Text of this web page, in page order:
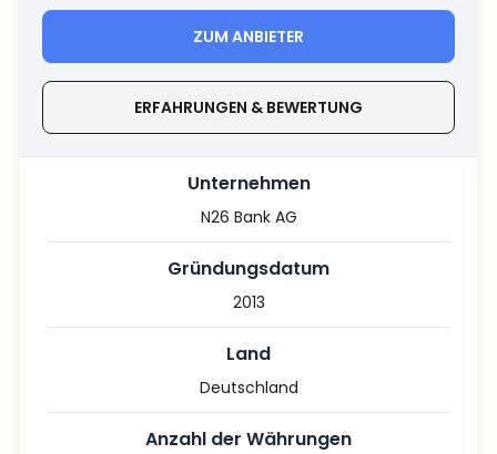
ZUM ANBIETER
ERFAHRUNGEN & BEWERTUNG
Unternehmen
N26 Bank AG
Gründungsdatum
2013
Land
Deutschland
Anzahl der Währungen